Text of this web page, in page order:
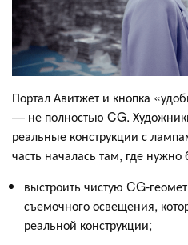
Портал Авитжет и кнопка
— не полностью CG.
реальные конструкции с
часть началась там, где нужно
выстроить чистую CG-
съемочного освещения,
реальной конструкции;